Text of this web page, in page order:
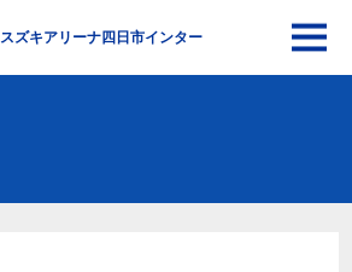
スズキアリーナ四日市インター